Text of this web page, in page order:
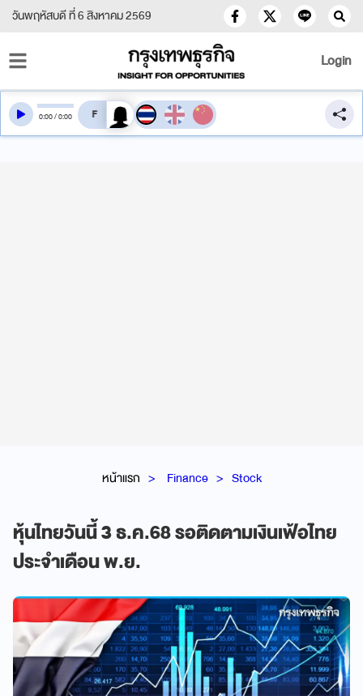
วันพฤหัสบดี ที่ 6 สิงหาคม 2569
Login
หน้าแรก Finance Stock
หุ้นไทยวันนี้ 3 ธ.ค.68 รอติดตามเงินเฟ้อไทย
ประจำเดือน พ.ย.
0:00/0:00 สลับเสียงอ่าน